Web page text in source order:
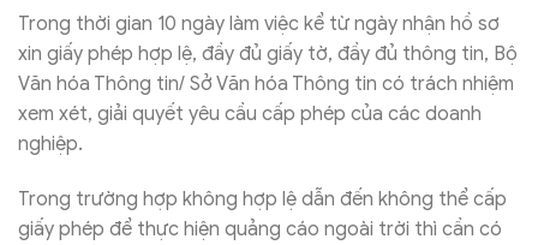
Trong thời gian 10 ngày làm việc kể từ ngày nhận hồ sơ
xin giấy phép hợp lệ, đầy đủ giấy tờ, đầy đủ thông tin, Bộ
Văn hóa Thông tin/ Sở Văn hóa Thông tin có trách nhiệm
xem xét, giải quyết yêu cầu cấp phép của các doanh
nghiệp.
Trong trường hợp không hợp lệ dẫn đến không thể cấp
giấy phép để thực hiện quảng cáo ngoài trời thì cần có